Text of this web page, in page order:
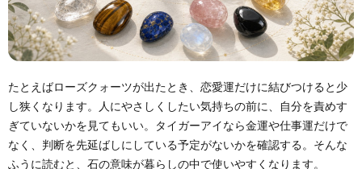
たとえばローズクォーツが出たとき、恋愛運だけに結びつけると少
し狭くなります。人にやさしくしたい気持ちの前に、自分を責めす
ぎていないかを見てもいい。タイガーアイなら金運や仕事運だけで
なく、判断を先延ばしにしている予定がないかを確認する。そんな
ふうに読むと、石の意味が暮らしの中で使いやすくなります。